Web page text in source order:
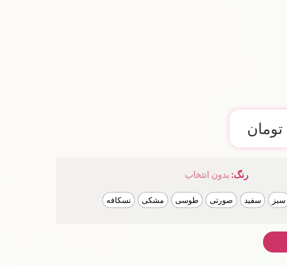
تومان
رنگ: بدون انتخاب
سبز سفید صورتی طوسی مشکی نسکافه